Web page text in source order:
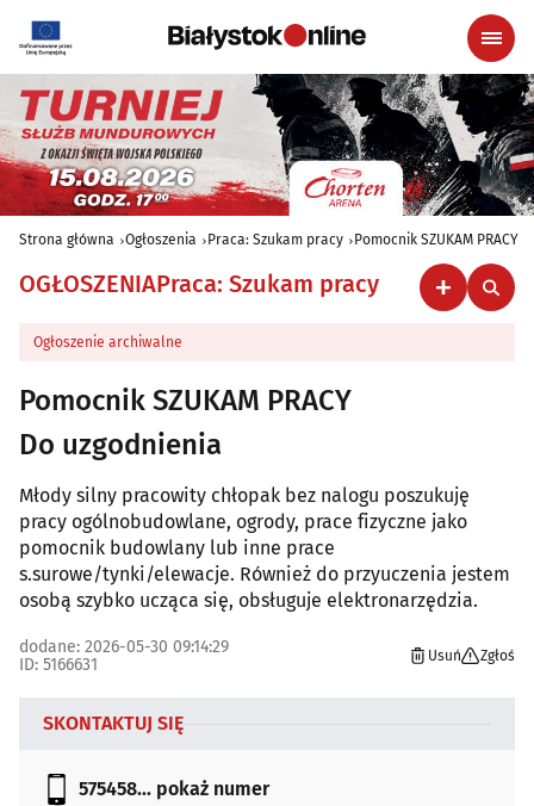
Strona główna Ogłoszenia Praca: Szukam pracy Pomocnik SZUKAM PRACY
OGŁOSZENIAPraca: Szukam pracy
Ogłoszenie archiwalne
Pomocnik SZUKAM PRACY
Do uzgodnienia
Młody silny pracowity chłopak bez nalogu poszukuję
pracy ogólnobudowlane, ogrody, prace fizyczne jako
pomocnik budowlany lub inne prace
s.surowe/tynki/elewacje. Również do przyuczenia jestem
osobą szybko ucząca się, obsługuje elektronarzędzia.
dodane: 2026-05-30 09:14:29
ID: 5166631
Usuń Zgłoś
SKONTAKTUJ SIĘ
575458... pokaż numer